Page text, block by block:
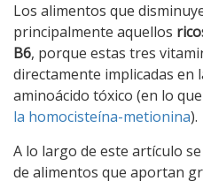
Los alimentos que
principalmente aquellos
B6, porque estas tres
directamente implicadas en
aminoácido tóxico (en lo
la homocisteína-metionina).
A lo largo de este artículo
de alimentos que aportan